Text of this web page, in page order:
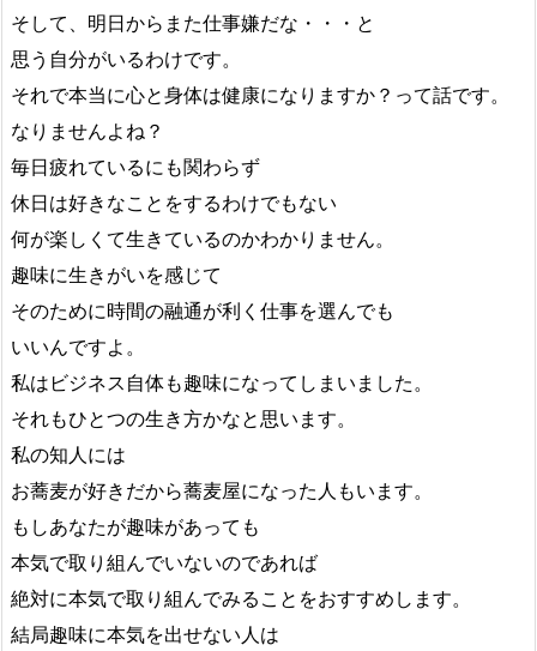
そして、明日からまた仕事嫌だな・・・と
思う自分がいるわけです。
それで本当に心と身体は健康になりますか？って話です。
なりませんよね？
毎日疲れているにも関わらず
休日は好きなことをするわけでもない
何が楽しくて生きているのかわかりません。
趣味に生きがいを感じて
そのために時間の融通が利く仕事を選んでも
いいんですよ。
私はビジネス自体も趣味になってしまいました。
それもひとつの生き方かなと思います。
私の知人には
お蕎麦が好きだから蕎麦屋になった人もいます。
もしあなたが趣味があっても
本気で取り組んでいないのであれば
絶対に本気で取り組んでみることをおすすめします。
結局趣味に本気を出せない人は